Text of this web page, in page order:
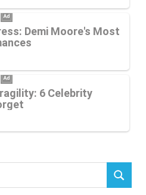
BUSCAR